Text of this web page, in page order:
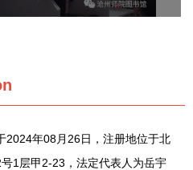
2024年08月26日，注册地位于北
1层甲2-23，法定代表人为岳宇